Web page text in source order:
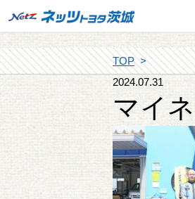
TOP
2024.07.31
マイ